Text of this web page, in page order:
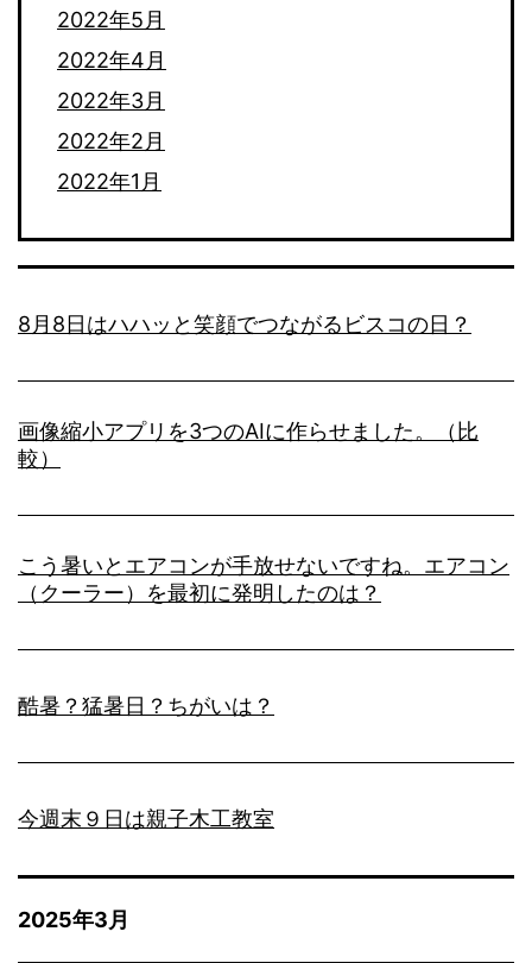
2022年5月
2022年4月
2022年3月
2022年2月
2022年1月
8月8日はハハッと笑顔でつながるビスコの日？
画像縮小アプリを3つのAIに作らせました。（比
較）
こう暑いとエアコンが手放せないですね。エアコン
（クーラー）を最初に発明したのは？
酷暑？猛暑日？ちがいは？
今週末９日は親子木工教室
2025年3月